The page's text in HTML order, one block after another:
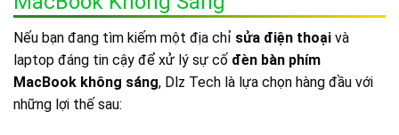
Nếu bạn đang tìm kiếm một địa chỉ sửa điện thoại và
laptop đáng tin cậy để xử lý sự cố đèn bàn phím
MacBook không sáng, Dlz Tech là lựa chọn hàng đầu với
những lợi thế sau: